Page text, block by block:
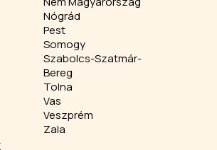
Nógrád
Pest
Somogy
Szabolcs-Szatmár-
Bereg
Tolna
Vas
Veszprém
Zala